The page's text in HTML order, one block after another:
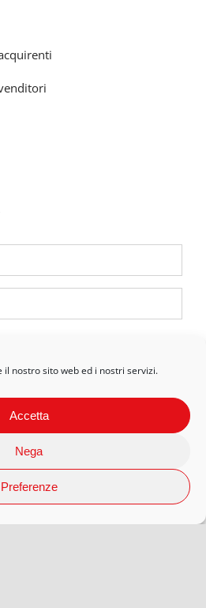
nostro sito web ed i nostri servizi.
Accetta
Nega
Preferenze